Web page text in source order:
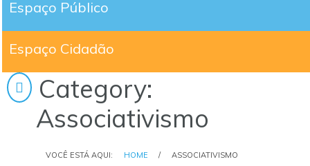
Espaço Público
Espaço Cidadão
Category:
Associativismo
VOCÊ ESTÁ AQUI: HOME / ASSOCIATIVISMO